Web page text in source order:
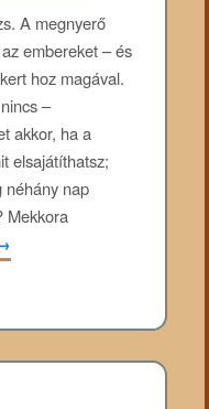
A megnyerő
embereket – és
hoz magával.
–
akkor, ha a
elsajátíthatsz;
néhány nap
Mekkora